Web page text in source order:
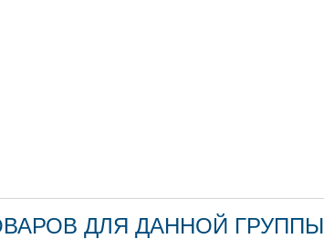
ДЛЯ ДАННОЙ ГРУППЫ